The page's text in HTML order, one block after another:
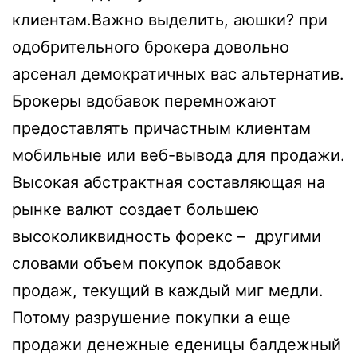
клиентам.Важно выделить, аюшки? при
одобрительного брокера довольно
арсенал демократичных вас альтернатив.
Брокеры вдобавок перемножают
предоставлять причастным клиентам
мобильные или веб-вывода для продажи.
Высокая абстрактная составляющая на
рынке валют создает большею
высоколиквидность форекс – другими
словами объем покупок вдобавок
продаж, текущий в каждый миг медли.
Потому разрушение покупки а еще
продажи денежные еденицы балдежный